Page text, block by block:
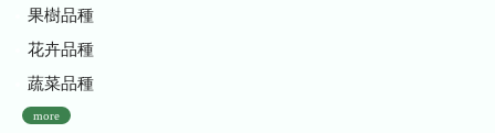
果樹品種
花卉品種
蔬菜品種
more